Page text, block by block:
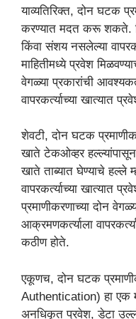
याव्यतिरिक्त, दोन घटक
करण्यात मदत करू शकते.
किंवा संशय नसलेल्या
माहितीमध्ये प्रवेश
वेगळ्या प्रकारांची
वापरकर्त्याच्या खात्यात
शेवटी, दोन घटक
खाते टेकओव्हर
खाते ताब्यात घेण्याचे हल्ले
वापरकर्त्याच्या खात्यात
प्रमाणीकरणाच्या दोन
आक्रमणकर्त्याला
कठीण होते.
एकूणच, दोन घटक
Authentication) हा एक
अनधिकृत प्रवेश, डेटा